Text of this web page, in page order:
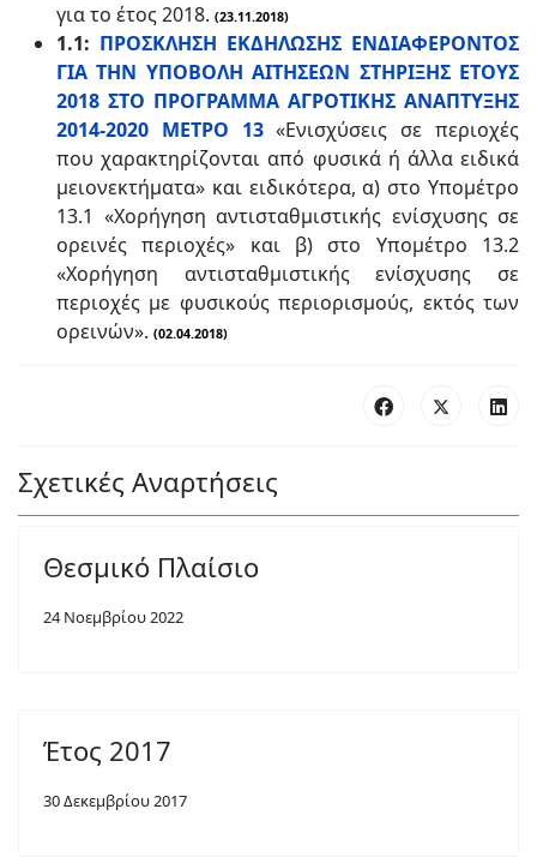
για το έτος 2018. (23.11.2018)
1.1: ΠΡΟΣΚΛΗΣΗ ΕΚΔΗΛΩΣΗΣ ΕΝΔΙΑΦΕΡΟΝΤΟΣ
ΓΙΑ ΤΗΝ ΥΠΟΒΟΛΗ ΑΙΤΗΣΕΩΝ ΣΤΗΡΙΞΗΣ ΕΤΟΥΣ
2018 ΣΤΟ ΠΡΟΓΡΑΜΜΑ ΑΓΡΟΤΙΚΗΣ ΑΝΑΠΤΥΞΗΣ
2014-2020 ΜΕΤΡΟ 13«Ενισχύσεις σε περιοχές
που χαρακτηρίζονται από φυσικά ή άλλα ειδικά
μειονεκτήματα» και ειδικότερα, α) στο Υπομέτρο
13.1 «Χορήγηση αντισταθμιστικής ενίσχυσης σε
ορεινές περιοχές» και β) στο Υπομέτρο 13.2
«Χορήγηση αντισταθμιστικής ενίσχυσης σε
περιοχές με φυσικούς περιορισμούς, εκτός των
ορεινών». (02.04.2018)
Σχετικές Αναρτήσεις
Θεσμικό Πλαίσιο
24 Νοεμβρίου 2022
Έτος 2017
30 Δεκεμβρίου 2017